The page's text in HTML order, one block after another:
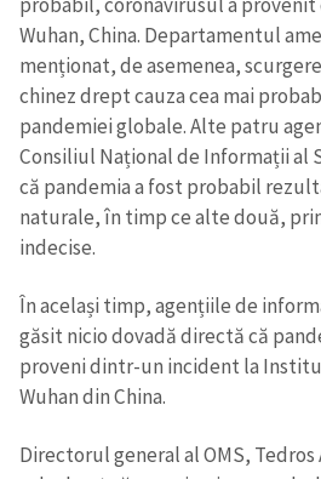
Wuhan, China. Departamentul
menționat, de asemenea,
chinez drept cauza cea mai
pandemiei globale. Alte patru
Consiliul Național de Informații al
că pandemia a fost probabil
naturale, în timp ce alte două,
indecise.
În același timp, agențiile de
găsit nicio dovadă directă că
proveni dintr-un incident la
Wuhan din China.
Directorul general al OMS, Tedros